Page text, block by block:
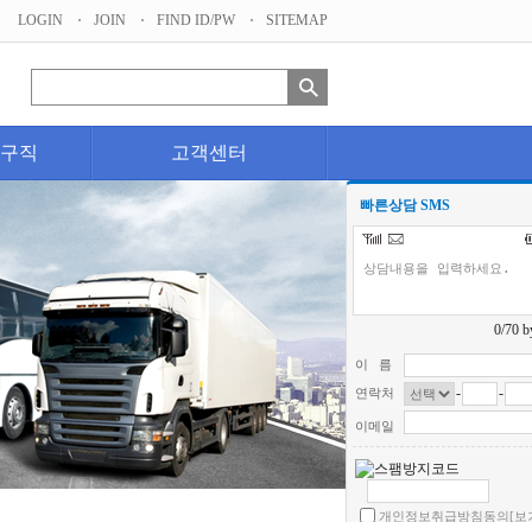
LOGIN JOIN FIND ID/PW SITEMAP
직 고객센터
빠른상담 SMS
0/70
이 름
연락처
- -
이메일
개인정보취급방침동의 [보